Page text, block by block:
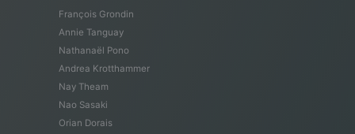
François Grondin
Annie Tanguay
Nathanaël Pono
Andrea Krotthammer
Nay Theam
Nao Sasaki
Orian Dorais